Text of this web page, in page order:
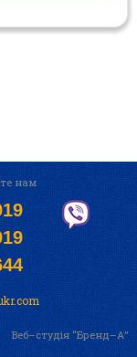
нам
Веб–студія “Бренд–А”